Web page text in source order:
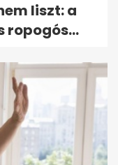
liszt: a
ropogós...